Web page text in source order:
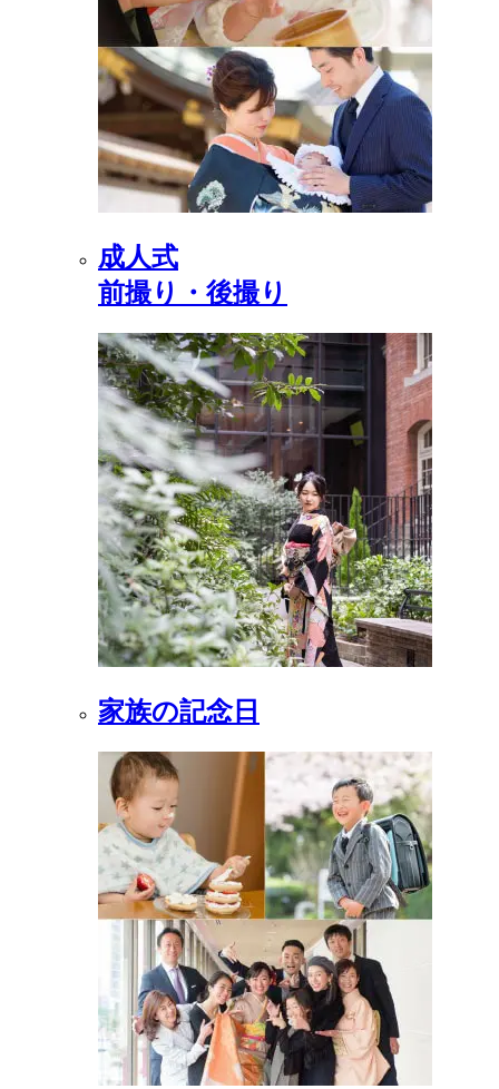
成人式
前撮り・後撮り
家族の記念日